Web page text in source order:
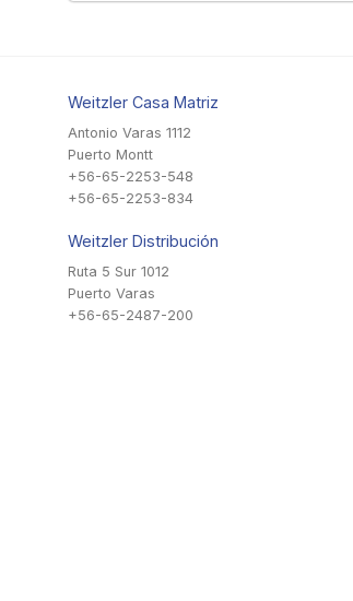
Weitzler Casa Matriz
Antonio Varas 1112
Puerto Montt
+56-65-2253-548
+56-65-2253-834
Weitzler Distribución
Ruta 5 Sur 1012
Puerto Varas
+56-65-2487-200